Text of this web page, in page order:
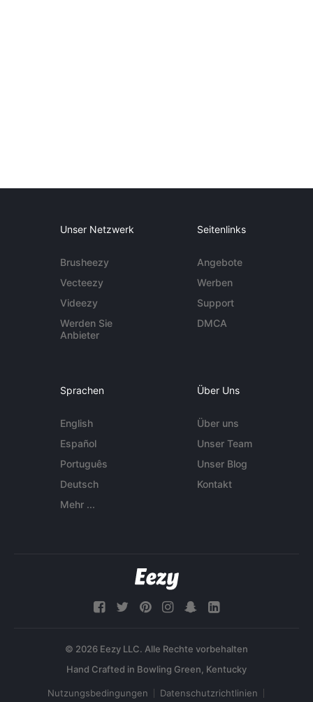
Unser Netzwerk
Brusheezy
Vecteezy
Videezy
Werden Sie
Anbieter
Seitenlinks
Angebote
Werben
Support
DMCA
Sprachen
English
Español
Português
Deutsch
Mehr ...
Über Uns
Über uns
Unser Team
Unser Blog
Kontakt
© 2026 Eezy LLC. Alle Rechte vorbehalten
Nutzungsbedingungen Datenschutzrichtlinien